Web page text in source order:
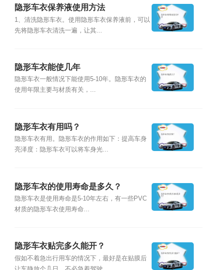
隐形车衣保养液使用方法
1、清洗隐形车衣。使用隐形车衣保养液前，可以
先将隐形车衣清洗一遍，让其...
隐形车衣能使几年
隐形车衣一般情况下能使用5-10年。隐形车衣的
使用年限主要与材质有关，...
隐形车衣有用吗？
隐形车衣有用。隐形车衣的作用如下：提高车身
亮泽度：隐形车衣可以将车身光...
隐形车衣的使用寿命是多久？
隐形车衣是使用寿命是5-10年左右，有一些PVC
材质的隐形车衣使用寿命...
隐形车衣贴完多久能开？
假如不着急出行用车的情况下，最好是在贴膜后